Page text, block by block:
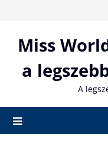
contentMiss
a
A